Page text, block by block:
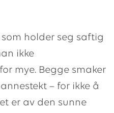
holder seg saftig
ikke
mye. Begge smaker
– for ikke å
er av den sunne